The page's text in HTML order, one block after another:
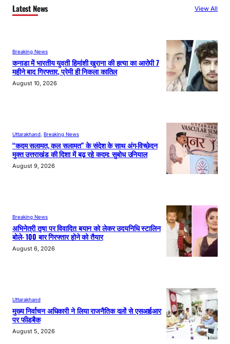
Latest News View All
Breaking News
कनाडा में भारतीय युवती हिमांशी खुराना की हत्या का आरोपी 7
महीने बाद गिरफ्तार, प्रेमी ही निकला कातिल
August 10, 2026
Uttarakhand Breaking News
“कदम सलामत, कल सलामत” के संदेश के साथ अंग-विच्छेदन
मुक्त उत्तराखंड की दिशा में बढ़ रहे कदम: सुबोध उनियाल
August 9, 2026
Breaking News
अभिनेत्री तृषा पर विवादित बयान को लेकर उदयनिधि स्टालिन
बोले- 100 बार गिरफ्तार होने को तैयार
August 6, 2026
Uttarakhand
मुख्य निर्वाचन अधिकारी ने लिया राजनैतिक दलों से एसआईआर
पर फीडबैक
August 5, 2026